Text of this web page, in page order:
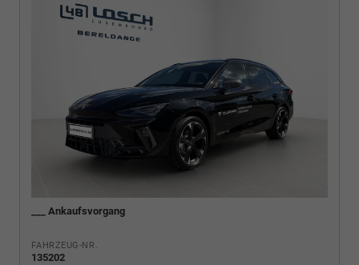
___ Ankaufsvorgang
FAHRZEUG-NR.
135202